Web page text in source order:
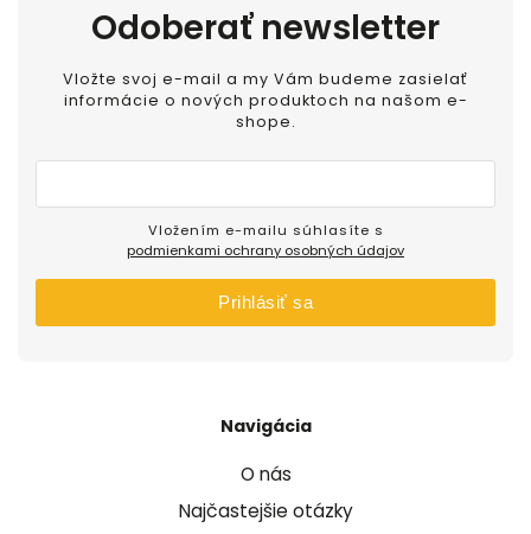
Navigácia
O nás
Najčastejšie otázky
Odoberať newsletter
Vložte svoj e-mail a my Vám budeme zasielať
informácie o nových produktoch na našom e-
shope.
podmienkami ochrany osobných údajov
Prihlásiť sa